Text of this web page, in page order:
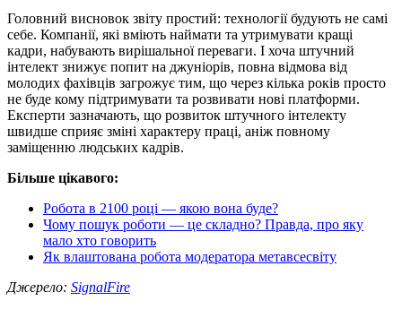
Головний висновок звіту простий: технології будують не самі
себе. Компанії, які вміють наймати та утримувати кращі
кадри, набувають вирішальної переваги. І хоча штучний
інтелект знижує попит на джуніорів, повна відмова від
молодих фахівців загрожує тим, що через кілька років просто
не буде кому підтримувати та розвивати нові платформи.
Експерти зазначають, що розвиток штучного інтелекту
швидше сприяє зміні характеру праці, аніж повному
заміщенню людських кадрів.
Більше цікавого:
Робота в 2100 році — якою вона буде?
Чому пошук роботи — це складно? Правда, про яку
мало хто говорить
Як влаштована робота модератора метавсесвіту
Джерело: SignalFire